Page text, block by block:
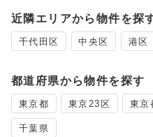
近隣エリアから物件を探
千代田区 中央区 港区
都道府県から物件を探す
東京都 東京23区 東京
千葉県